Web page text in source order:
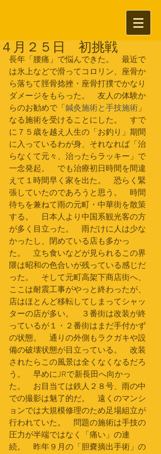
４月２５日 初挑戦
長年「腰痛」で悩んできた。　最近で
は氷上などで滑ってコロリン、座骨か
ら落ちて脛骨捻挫・座骨打撲でかなり
ダメージをもらった。　友人の体験か
らのお勧めで「 鍼灸施術と手技施術」
なる施術を受けることにした。　すで
に７５歳を越え人生の「お釣り」期間
に入っているわが身、それなれば「治
らなくて元々、治ったらラッキー」で
一念発起。　でも治療初日時間を間違
えて１時間早く家を出た。　恐らく緊
張していたのであろうと思う。　時間
待ちを兼ねて雨の元町・中華街を散策
する。　日本人より中国系観光客の方
が多く目立った。　雨だけに人は少な
かったし、閉めている店も多かっ
た。　立ち食いなどが見られるこの界
隈は昭和の色合いが残っている感じだ
った。　そして元町高架下商店街へ、
ここは耐震工事がやっと終わったが、
店はほとんど移転してしまってシャッ
ターの店が多い。　３番街は改装が終
っているが１・２番街はまだ手付かず
の状態。　通りの外側もラクガキや設
備の破壊状態が目立っている。　改装
されたらこの風景は全くなくなるだろ
う。　早めにJRで新長田へ向かっ
た。　お目当ては鉄人２８号、雨の中
での撮影は魅了的だ。　遠くのマンシ
ョンでは大規模修理のため足場組立が
行われていた。　問題の施術は手技の
圧力が半端ではなく「痛い」の連
続。　昨年９月の「胆嚢摘出手術」の